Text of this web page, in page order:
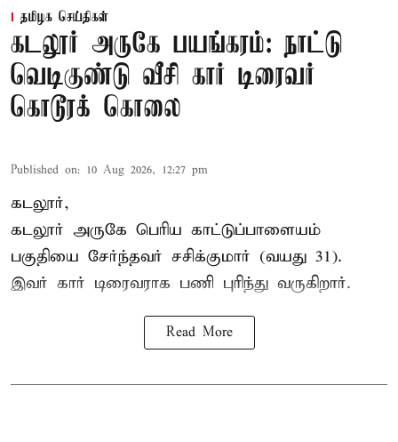
தமிழக செய்திகள்
கடலூர் அருகே பயங்கரம்: நாட்டு
வெடிகுண்டு வீசி கார் டிரைவர்
கொடூரக் கொலை
Published on: 10 Aug 2026, 12:27 pm
கடலூர்,
கடலூர் அருகே பெரிய காட்டுப்பாளையம்
பகுதியை சேர்ந்தவர் சசிக்குமார் (வயது 31).
இவர் கார் டிரைவராக பணி புரிந்து வருகிறார்.
Read More